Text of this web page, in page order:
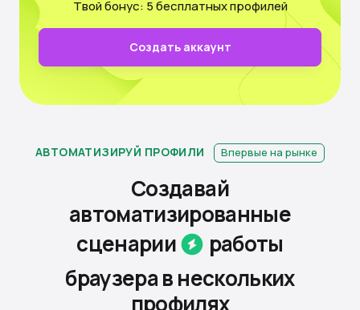
Твой бонус: 5 бесплатных профилей
Создать аккаунт
АВТОМАТИЗИРУЙ ПРОФИЛИ Впервые на рынке
Создавай
автоматизированные
сценарии
работы
браузерав нескольких
профилях